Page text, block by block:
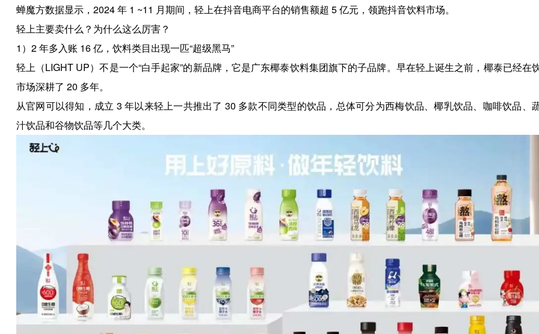
蝉魔方数据显示，2024 年 1 ~11 月期间，轻上在抖音电商平台的销售额超 5 亿元，领跑抖音饮料市场。
轻上主要卖什么？为什么这么厉害？
1）2 年多入账 16 亿，饮料类目出现一匹“超级黑马”
轻上（LIGHT UP）不是一个“白手起家”的新品牌，它是广东椰泰饮料集团旗下的子品牌。早在轻上诞生之前，椰泰已经在
市场深耕了 20 多年。
从官网可以得知，成立 3 年以来轻上一共推出了 30 多款不同类型的饮品，总体可分为西梅饮品、椰乳饮品、咖啡饮品、
汁饮品和谷物饮品等几个大类。